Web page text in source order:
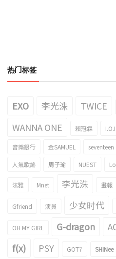
热门标签
EXO 李光洙 TWICE
WANNA ONE 賴冠霖 I.O.I
音樂銀行 金SAMUEL seventeen
人氣歌謠 周子瑜 NUEST
泫雅 Mnet 李光洙 畫報
Gfriend 演員 少女时代
OH MY GIRL G-dragon
f(x) PSY GOT7 SHINee